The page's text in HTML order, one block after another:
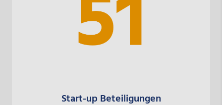
Start-up Beteiligungen